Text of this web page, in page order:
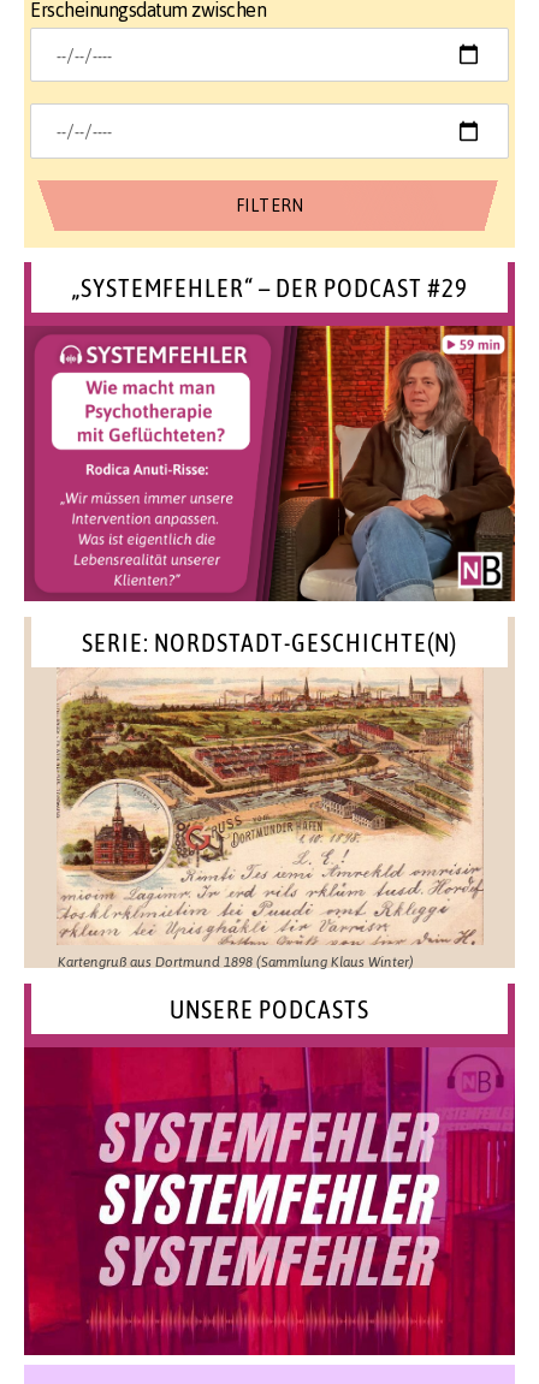
Erscheinungsdatum zwischen
„SYSTEMFEHLER“ – DER PODCAST #29
SERIE: NORDSTADT-GESCHICHTE(N)
Kartengruß aus Dortmund 1898 (Sammlung Klaus Winter)
UNSERE PODCASTS